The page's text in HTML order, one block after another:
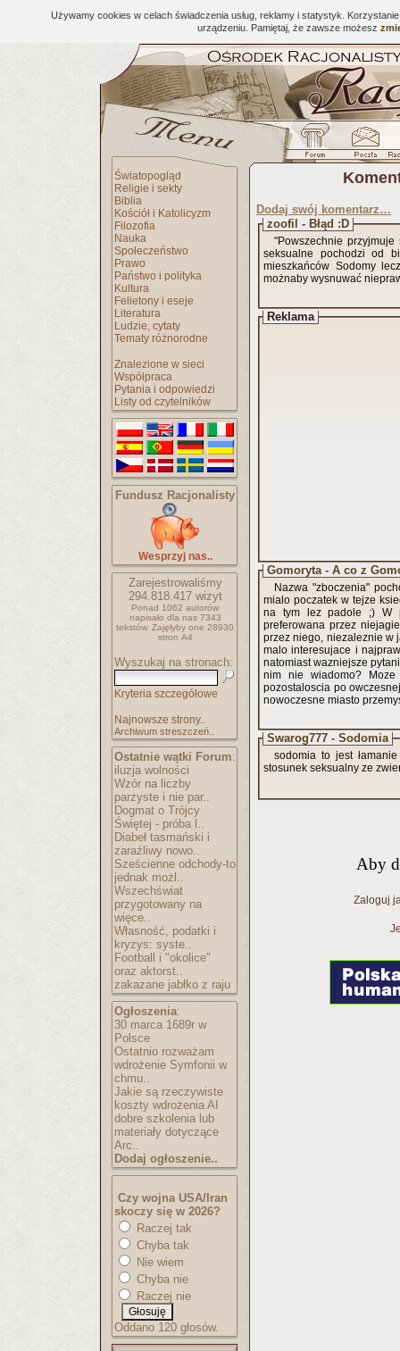
Używamy cookies w celach świadczenia usług, reklamy i statystyk.
urządzeniu. Pamiętaj, że zawsze możesz
Światopogląd
Religie i sekty
Biblia
Kościół i Katolicyzm
Filozofia
Nauka
Społeczeństwo
Prawo
Państwo i polityka
Kultura
Felietony i eseje
Literatura
Ludzie, cytaty
Tematy różnorodne
Znalezione w sieci
Współpraca
Pytania i odpowiedzi
Listy od czytelników
Fundusz Racjonalisty
Wesprzyj nas..
Zarejestrowaliśmy
294.818.417wizyt
Ponad 1062 autorów
napisało dla nas 7343
tekstów. Zajęłyby one 28930
stron A4
Wyszukaj na stronach:
Kryteria szczegółowe
Najnowsze strony..
Archiwum streszczeń..
Ostatnie wątki Forum:
iluzja wolności
Wzór na liczby
parzyste i nie par..
Dogmat o Trójcy
Świętej - próba l..
Diabeł tasmański i
zaraźliwy nowo..
Sześcienne odchody-to
jednak możl..
Wszechświat
przygotowany na
więce..
Własność, podatki i
kryzys: syste..
Football i "okolice"
oraz aktorst..
zakazane jabłko z raju
Ogłoszenia:
30 marca 1689r w
Polsce
Ostatnio rozważam
wdrożenie Symfonii w
chmu..
Jakie są rzeczywiste
koszty wdrożenia AI
dobre szkolenia lub
materiały dotyczące
Arc..
Dodaj ogłoszenie..
Czy wojna USA/Iran
skoczy się w 2026?
Raczej tak
Chyba tak
Nie wiem
Chyba nie
Raczej nie
Oddano 120 głosów.
Dodaj swój komentarz…
zoofil - Błąd :D
"Powszechnie przyjmuje się, że sodomia
seksualne pochodzi od
mieszkańców Sodomy
możnaby wysnuwać
Reklama
Gomoryta - A co z
Nazwa "zboczenia"
mialo poczatek w tejze
na tym lez padole ;) W
preferowana przez
przez niego, niezaleznie w
malo interesujace i
natomiast wazniejsze
nim nie wiadomo?
pozostaloscia po owczesnej swietnosci
nowoczesne miasto
Swarog777 - Sodomia
sodomia to jest
stosunek seksualny ze
Aby
Zaloguj